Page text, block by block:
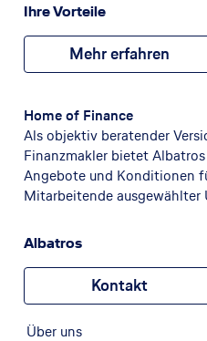
Ihre Vorteile
Mehr erfahren
Home of Finance
Als objektiv beratender
Finanzmakler bietet
Angebote und Konditionen
Mitarbeitende ausgewählter
Albatros
Kontakt
Über uns